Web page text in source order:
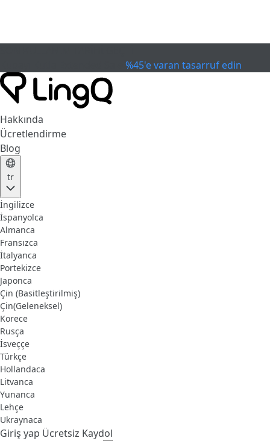
%45'e varan tasarruf edin
Hakkında
Ücretlendirme
Blog
tr
İngilizce
İspanyolca
Almanca
Fransızca
İtalyanca
Portekizce
Japonca
Çin (Basitleştirilmiş)
Çin(Geleneksel)
Korece
Rusça
İsveççe
Türkçe
Hollandaca
Litvanca
Yunanca
Lehçe
Ukraynaca
Giriş yap Ücretsiz Kaydol